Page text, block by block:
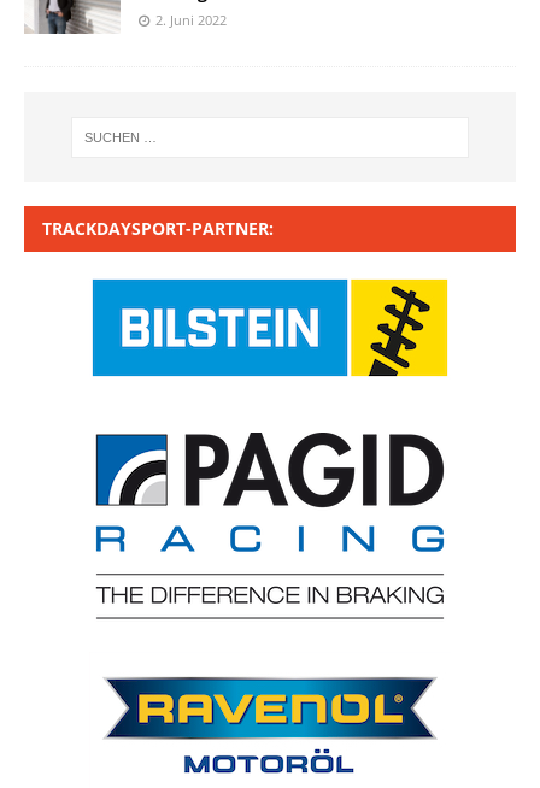
2. Juni 2022
TRACKDAYSPORT-PARTNER: